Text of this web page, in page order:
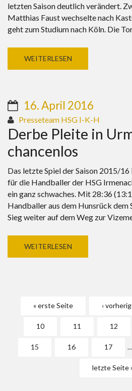
letzten Saison deutlich verändert.
Matthias Faust wechselte nach
geht zum Studium nach Köln. Die
WEITERLESEN
16. April 2016
Presseteam HSG I-K-H
Derbe Pleite in
chancenlos
Das letzte Spiel der Saison 2015/
für die Handballer der HSG
ein ganz schwaches. Mit 28:36
Handballer aus dem Hunsrück dem
Sieg weiter auf dem Weg zur
WEITERLESEN
« erste Seite ‹
10 11 12
15 16 17 …
letzte Seite